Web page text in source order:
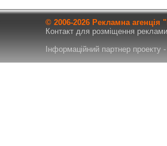
© 2006-2026 Рекламна
Контакт для розміщення
Інформаційний партнер проекту